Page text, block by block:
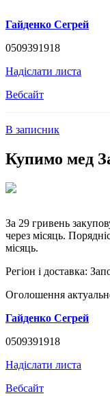
Гайденко Сегрей
0509391918
Надіслати листа
Вебсайт
В записник
Купимо мед
За 29 гривень
через місяць.
місяць.
Регіон і доставка:
Оголошення
Гайденко Сегрей
0509391918
Надіслати листа
Вебсайт